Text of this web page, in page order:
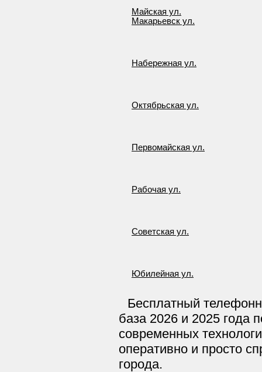
Майская ул.
Макарьевск ул.
Набережная ул.
Октябрьская ул.
Первомайская ул.
Рабочая ул.
Советская ул.
Юбилейная ул.
Бесплатный
база 2026 и 2025 года
современных
оперативно и просто
города.